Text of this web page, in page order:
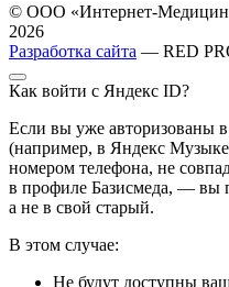
© ООО «Интернет-
2026
Разработка сайта — RED
Как войти с Яндекс ID?
Если вы уже авторизованы
(например, в Яндекс
номером телефона, не
в профиле Базисмеда, — вы
а не в свой старый.
В этом случае:
Не будут доступны